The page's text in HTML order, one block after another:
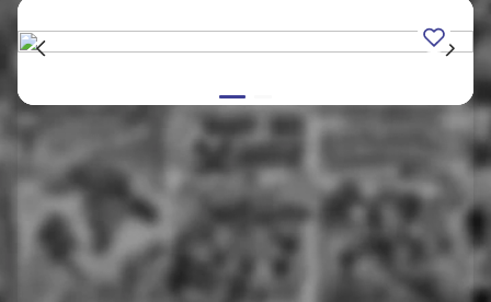
Armas (Livro)